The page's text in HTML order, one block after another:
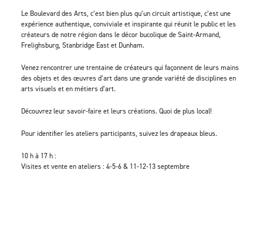
Le Boulevard des Arts, c’est bien plus qu’un circuit artistique, c’est une
expérience authentique, conviviale et inspirante qui réunit le public et les
créateurs de notre région dans le décor bucolique de Saint-Armand,
Frelighsburg, Stanbridge East et Dunham.
Venez rencontrer une trentaine de créateurs qui façonnent de leurs mains
des objets et des œuvres d’art dans une grande variété de disciplines en
arts visuels et en métiers d’art.
Découvrez leur savoir-faire et leurs créations. Quoi de plus local!
Pour identifier les ateliers participants, suivez les drapeaux bleus.
10 h à 17 h :
Visites et vente en ateliers : 4-5-6 & 11-12-13 septembre